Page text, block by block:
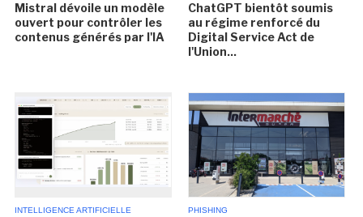
Mistral dévoile un modèle
ouvert pour contrôler les
contenus générés par l'IA
ChatGPT bientôt soumis
au régime renforcé du
Digital Service Act de
l'Union...
INTELLIGENCE ARTIFICIELLE PHISHING